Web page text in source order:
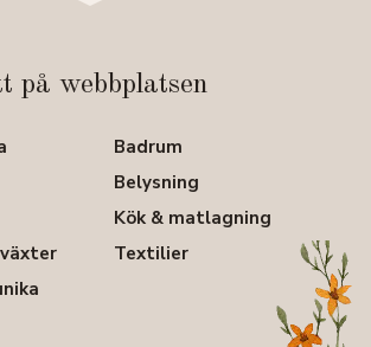
på webbplatsen
Badrum
Belysning
Kök & matlagning
Textilier